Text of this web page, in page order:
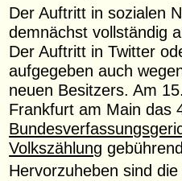
Der Auftritt in sozialen
demnächst vollständig
Der Auftritt in Twitter
aufgegeben auch
neuen Besitzers. Am
Frankfurt am Main das
Volkszählung
Hervorzuheben sind